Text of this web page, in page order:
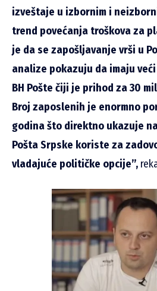
izveštaje u izbornim i
trend povećanja troškova za
je da se zapošljavanje vrši u
analize pokazuju da imaju
BH Pošte čiji je prihod za 30
Broj zaposlenih je enormno
godina što direktno ukazuje
Pošta Srpske koriste za
vladajuće političke opcije”,